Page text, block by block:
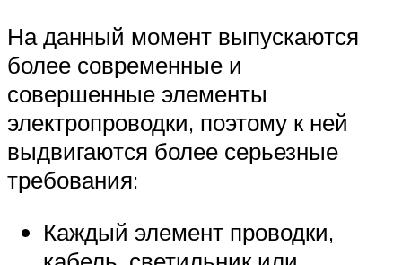
На данный момент выпускаются
более современные и
совершенные элементы
электропроводки, поэтому к ней
выдвигаются более серьезные
требования:
Каждый элемент проводки,